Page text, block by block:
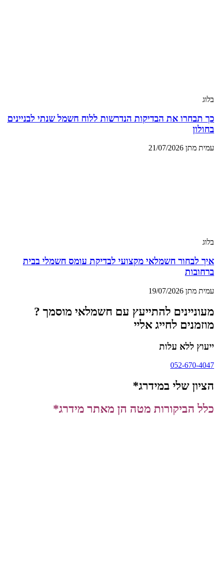
בלוג
כך תבחרו את הבדיקות הנדרשות ללוח חשמל שנתי לבניינים
בחולון
עמית מתן 21/07/2026
בלוג
איך לבחור חשמלאי מקצועי לבדיקת עומס חשמלי בבית
ברחובות
עמית מתן 19/07/2026
מעוניינים להתייעץ עם חשמלאי מוסמך ?
מוזמנים לחייג אליי
ייעוץ ללא עלות
052-670-4047
הציון שלי במידרג*
כלל הביקורות מטה הן מאתר מידרג*